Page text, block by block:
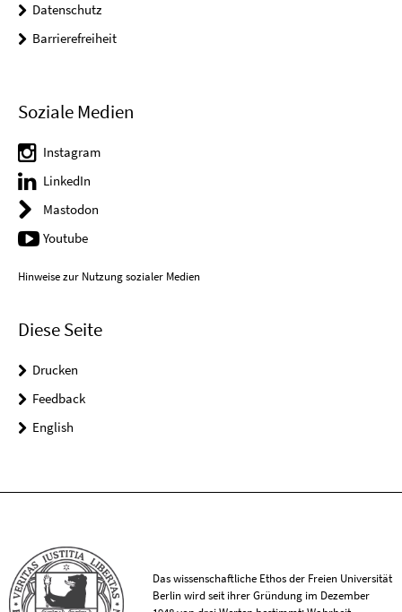
Datenschutz
Barrierefreiheit
Soziale Medien
Instagram
LinkedIn
Mastodon
Youtube
Hinweise zur Nutzung sozialer Medien
Diese Seite
Drucken
Feedback
English
Das wissenschaftliche Ethos der Freien Universität
Berlin wird seit ihrer Gründung im Dezember